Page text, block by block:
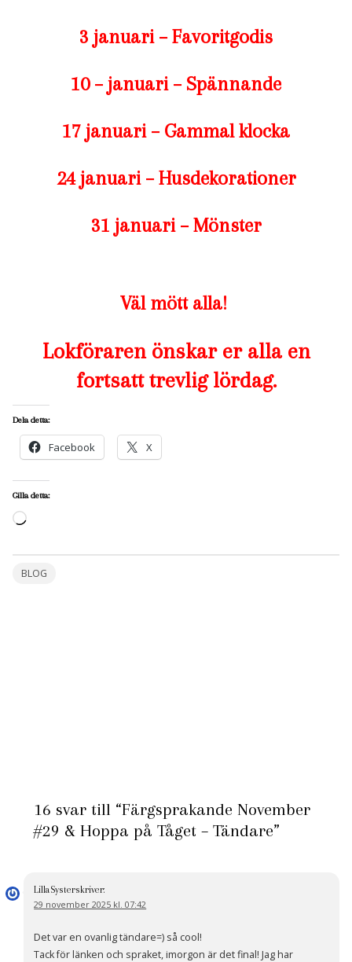
3 januari – Favoritgodis
10 – januari – Spännande
17 januari – Gammal klocka
24 januari – Husdekorationer
31 januari – Mönster
Väl mött alla!
Lokföraren önskar er alla en
fortsatt trevlig lördag.
Dela detta:
Facebook X
Gilla detta:
Laddar
BLOG
16 svar till “Färgsprakande November
#29 & Hoppa på Tåget – Tändare”
LillaSysterskriver:
29 november 2025 kl. 07:42
Det var en ovanlig tändare=) så cool!
Tack för länken och spraket, imorgon är det final! Jag har